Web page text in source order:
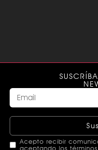
Acepto recibir
aceptando los